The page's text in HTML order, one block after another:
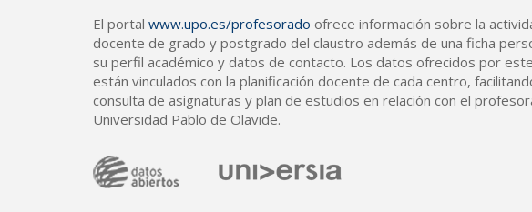
El portal www.upo.es/profesorado ofrece información sobre la
docente de grado y postgrado del claustro además de una ficha
su perfil académico y datos de contacto. Los datos ofrecidos por
están vinculados con la planificación docente de cada centro,
consulta de asignaturas y plan de estudios en relación con el
Universidad Pablo de Olavide.